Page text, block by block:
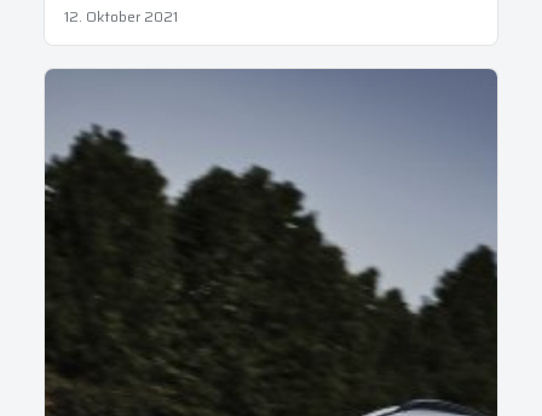
12. Oktober 2021